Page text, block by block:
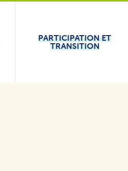
PARTICIPATION ET
TRANSITION